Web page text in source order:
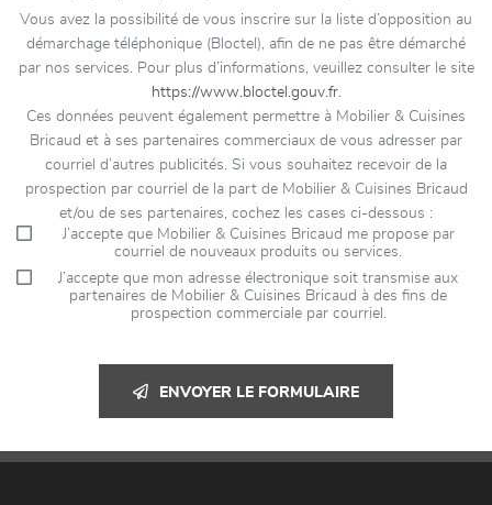
Vous avez la possibilité de vous inscrire sur la liste d’opposition au
démarchage téléphonique (Bloctel), afin de ne pas être démarché
par nos services. Pour plus d’informations, veuillez consulter le site
https://www.bloctel.gouv.fr.
Ces données peuvent également permettre à Mobilier & Cuisines
Bricaud et à ses partenaires commerciaux de vous adresser par
courriel d’autres publicités. Si vous souhaitez recevoir de la
prospection par courriel de la part de Mobilier & Cuisines Bricaud
et/ou de ses partenaires, cochez les cases ci-dessous :
J’accepte que Mobilier & Cuisines Bricaud me propose par
courriel de nouveaux produits ou services.
J’accepte que mon adresse électronique soit transmise aux
partenaires de Mobilier & Cuisines Bricaud à des fins de
prospection commerciale par courriel.
ENVOYER LE FORMULAIRE